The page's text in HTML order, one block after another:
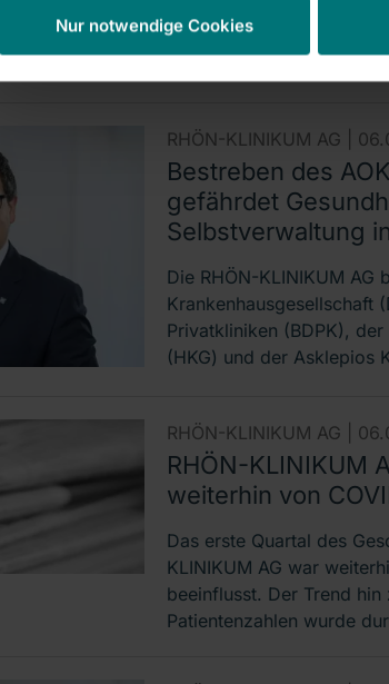
Nur notwendige Cookies
Bilanzgewinns Mitglieder
entlastet Marco Walker in
RHÖN-KLINIKUM AG |
Bestreben des
gefährdet
Selbstverwaltung
Die RHÖN-KLINIKUM
Krankenhausgesellschaft
Privatkliniken (BDPK),
(HKG) und der Asklepios
RHÖN-KLINIKUM AG |
RHÖN-KLINIKUM
weiterhin von
Das erste Quartal des
KLINIKUM AG war
beeinflusst. Der Trend
Patientenzahlen wurde